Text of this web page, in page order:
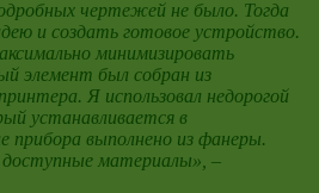
чертежей не было. Тогда
и создать готовое устройство.
минимизировать
элемент был собран из
Я использовал недорогой
устанавливается в
прибора выполнено из фанеры.
доступные материалы», –